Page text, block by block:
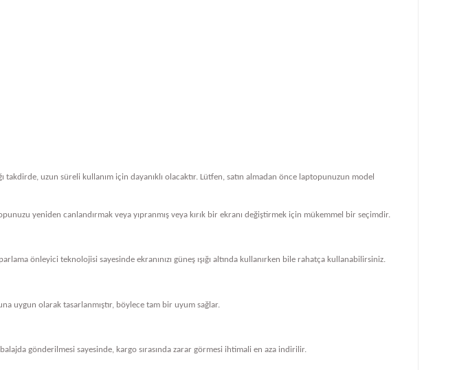
uzun süreli kullanım için dayanıklı olacaktır. Lütfen, satın almadan önce laptopunuzun model
yeniden canlandırmak veya yıpranmış veya kırık bir ekranı değiştirmek için mükemmel bir seçimdir.
önleyici teknolojisi sayesinde ekranınızı güneş ışığı altında kullanırken bile rahatça kullanabilirsiniz.
uygun olarak tasarlanmıştır, böylece tam bir uyum sağlar.
gönderilmesi sayesinde, kargo sırasında zarar görmesi ihtimali en aza indirilir.